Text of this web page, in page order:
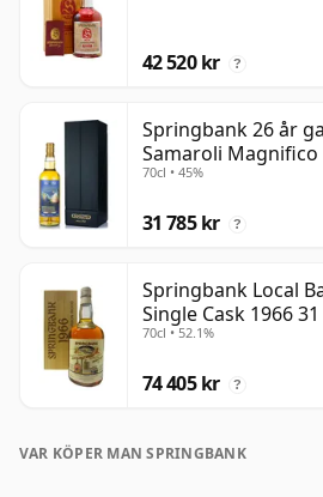
42 520 kr ?
Springbank 26 år
Samaroli Magnifico
70cl • 45%
31 785 kr ?
Springbank Local
Single Cask 1966
70cl • 52.1%
74 405 kr ?
VAR KÖPER MAN SPRINGBANK